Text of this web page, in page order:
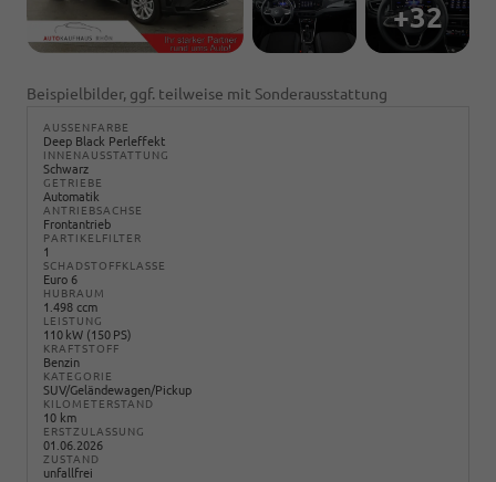
+32
Beispielbilder, ggf. teilweise mit Sonderausstattung
AUSSENFARBE
Deep Black Perleffekt
INNENAUSSTATTUNG
Schwarz
GETRIEBE
Automatik
ANTRIEBSACHSE
Frontantrieb
PARTIKELFILTER
1
SCHADSTOFFKLASSE
Euro 6
HUBRAUM
1.498 ccm
LEISTUNG
110 kW (150 PS)
KRAFTSTOFF
Benzin
KATEGORIE
SUV/Geländewagen/Pickup
KILOMETERSTAND
10 km
ERSTZULASSUNG
01.06.2026
ZUSTAND
unfallfrei